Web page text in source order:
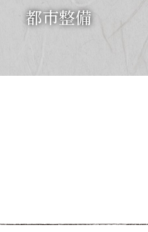
都市整備